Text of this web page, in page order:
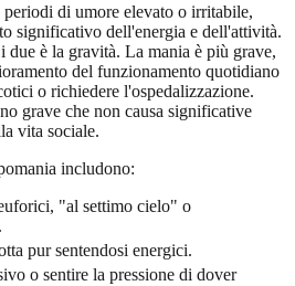
di umore elevato o irritabile,
significativo dell'energia e dell'attività.
è la gravità. La mania è più grave,
del funzionamento quotidiano
o richiedere l'ospedalizzazione.
grave che non causa significative
vita sociale.
includono:
"al settimo cielo" o
pur sentendosi energici.
o sentire la pressione di dover